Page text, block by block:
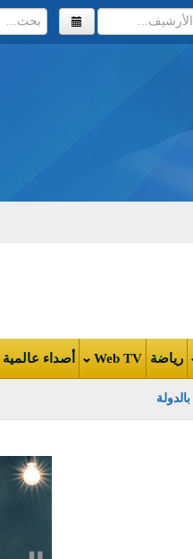
Web TV أصداء عالمية